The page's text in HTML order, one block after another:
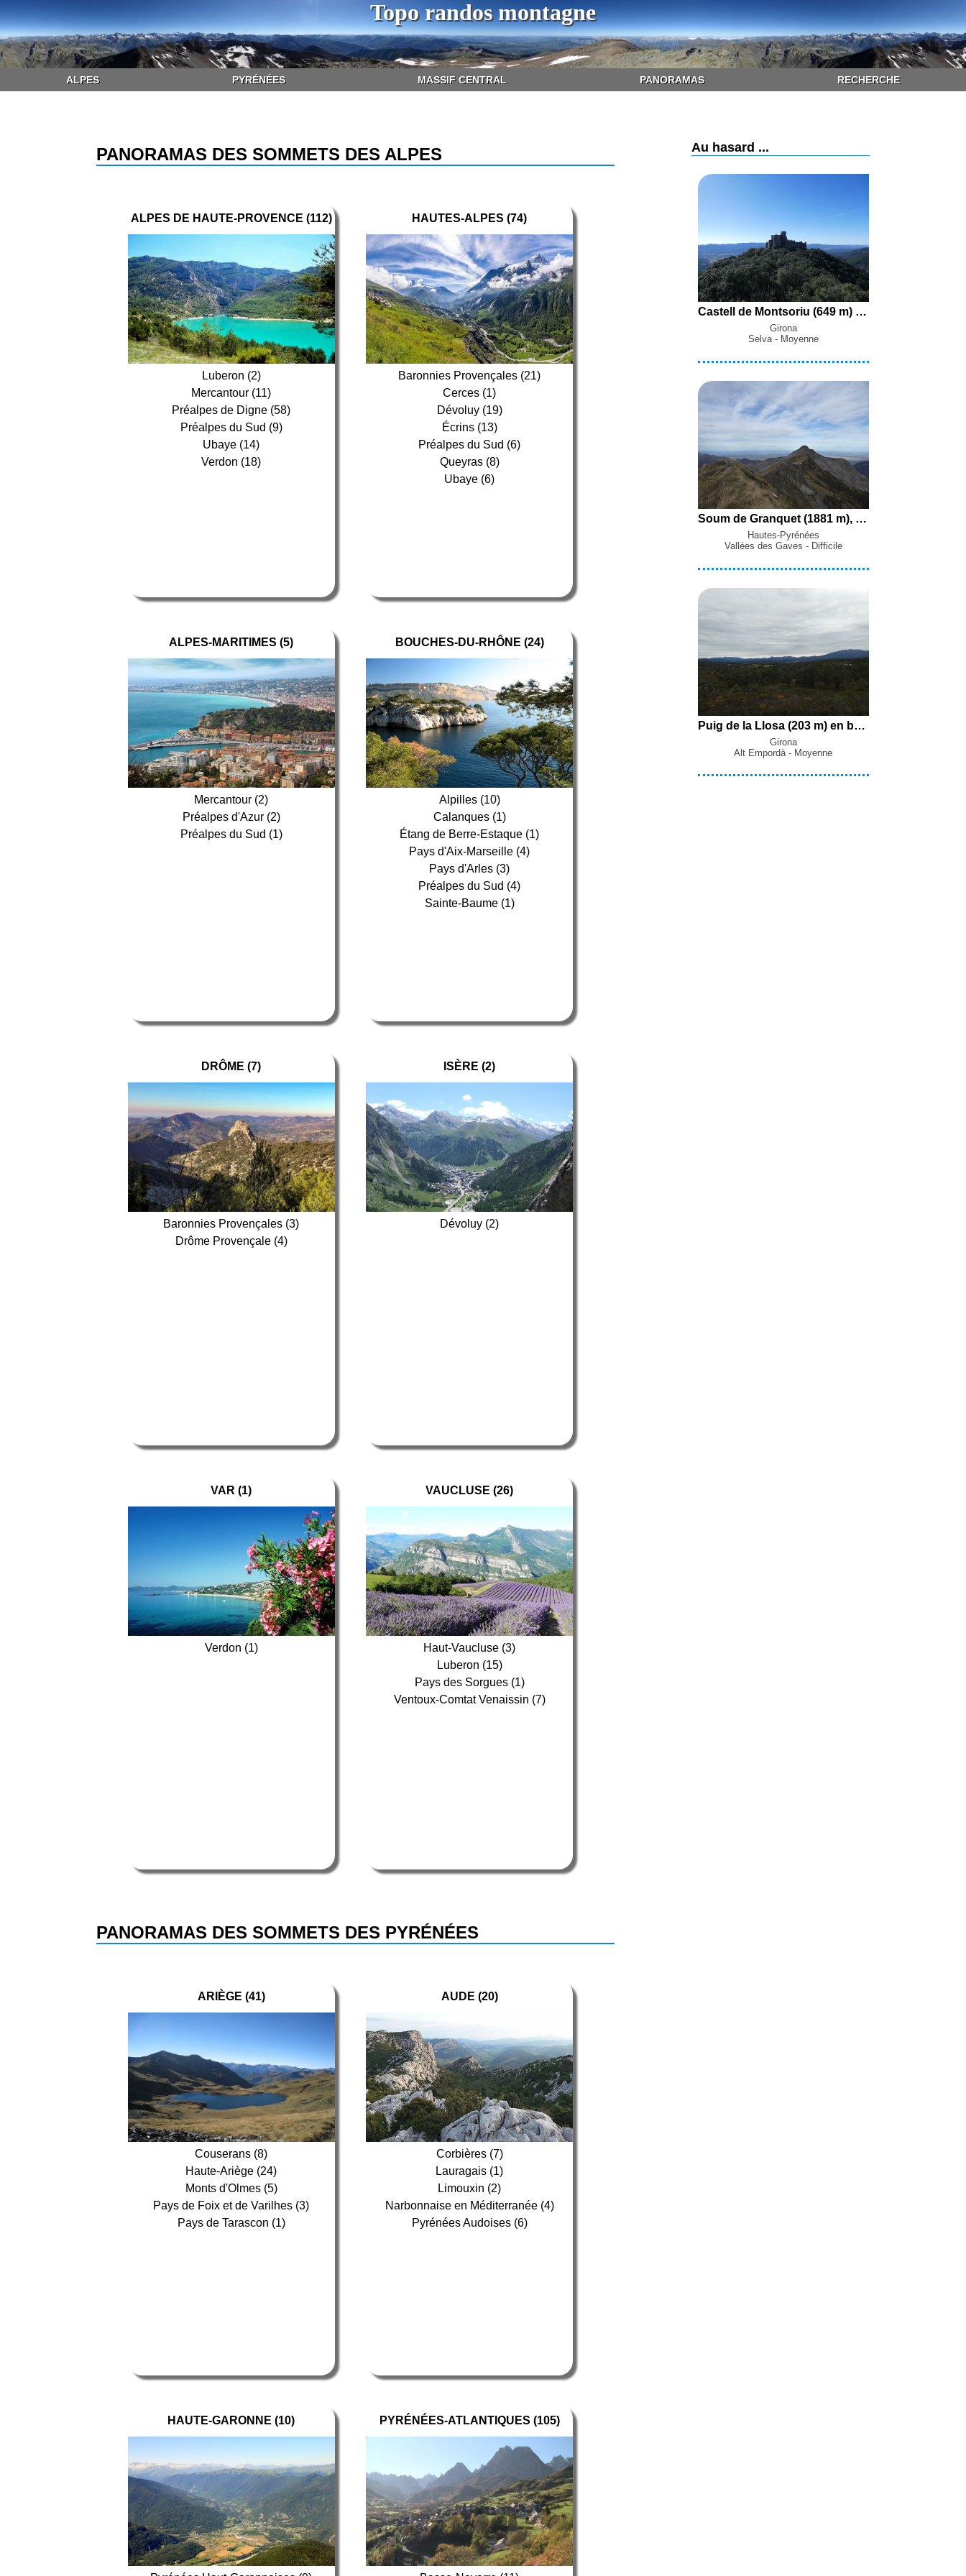
Topo randos montagne
ALPES PYRÉNÉES MASSIF CENTRAL PANORAMAS RECHERCHE
PANORAMAS DES SOMMETS DES ALPES
ALPES DE HAUTE-PROVENCE (112)
Luberon (2)
Mercantour (11)
Préalpes de Digne (58)
Préalpes du Sud (9)
Ubaye (14)
Verdon (18)
HAUTES-ALPES (74)
Baronnies Provençales (21)
Cerces (1)
Dévoluy (19)
Écrins (13)
Préalpes du Sud (6)
Queyras (8)
Ubaye (6)
ALPES-MARITIMES (5)
Mercantour (2)
Préalpes d'Azur (2)
Préalpes du Sud (1)
BOUCHES-DU-RHÔNE (24)
Alpilles (10)
Calanques (1)
Étang de Berre-Estaque (1)
Pays d'Aix-Marseille (4)
Pays d'Arles (3)
Préalpes du Sud (4)
Sainte-Baume (1)
DRÔME (7)
Baronnies Provençales (3)
Drôme Provençale (4)
ISÈRE (2)
Dévoluy (2)
VAR (1)
Verdon (1)
VAUCLUSE (26)
Haut-Vaucluse (3)
Luberon (15)
Pays des Sorgues (1)
Ventoux-Comtat Venaissin (7)
PANORAMAS DES SOMMETS DES PYRÉNÉES
ARIÈGE (41)
Couserans (8)
Haute-Ariège (24)
Monts d'Olmes (5)
Pays de Foix et de Varilhes (3)
Pays de Tarascon (1)
AUDE (20)
Corbières (7)
Lauragais (1)
Limouxin (2)
Narbonnaise en Méditerranée (4)
Pyrénées Audoises (6)
HAUTE-GARONNE (10) PYRÉNÉES-ATLANTIQUES (105)
Au hasard ...
Castell de Montsoriu (649 m) et Torre de les Bruixes (626 m) en boucle par le Collet de Can Julià, Can Joià, le Coll de Castellar et le Coll de n'Orri depuis Breda
Girona
Selva - Moyenne
Soum de Granquet (1881 m), Pic de l'Estibète (1851 m) et Soum d'Arrouy (1836 m) par le Col de Spandelles depuis Ferrières
Hautes-Pyrénées
Vallées des Gaves - Difficile
Puig de la Llosa (203 m) en boucle par la Pedra del Sacrifici, la Barraca del Lladre, les Estanys de la Jonquera et le Menhir del Querafumat depuis Capmany
Girona
Alt Empordà - Moyenne